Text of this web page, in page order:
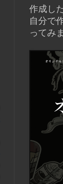
作成し
自分で
ってみ